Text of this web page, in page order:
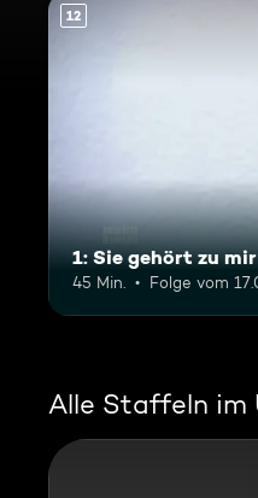
12
1: Sie gehört zu mir
45 Min. Folge vom
Alle Staffeln im